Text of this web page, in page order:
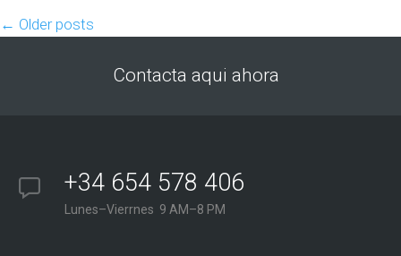
← Older posts
Contacta aqui ahora
+34 654 578 406
Lunes–Vierrnes 9 AM–8 PM